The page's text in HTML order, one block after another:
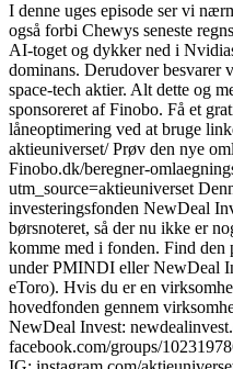
I denne uges episode ser vi
også forbi Chewys seneste
AI-toget og dykker ned i
dominans. Derudover besvarer
space-tech aktier. Alt dette og
sponsoreret af Finobo. Få et
låneoptimering ved at bruge
aktieuniverset/ Prøv den nye
Finobo.dk/beregner-
utm_source=aktieuniverset
investeringsfonden NewDeal
børsnoteret, så der nu ikke er
komme med i fonden. Find den
under PMINDI eller NewDeal
eToro). Hvis du er en
hovedfonden gennem
NewDeal Invest:
⁠facebook.com/groups/